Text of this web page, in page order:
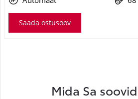
Saada ostusoov
Mida Sa